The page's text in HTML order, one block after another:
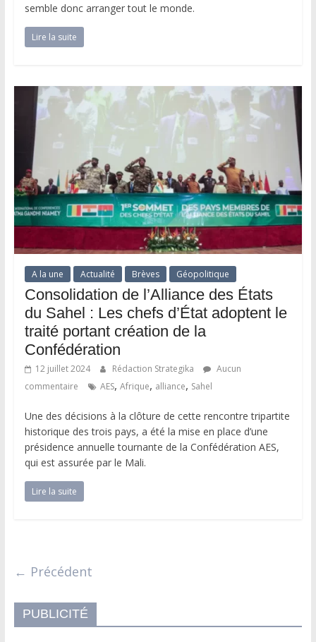
semble donc arranger tout le monde.
Lire la suite
A la une Actualité Brèves Géopolitique
Consolidation de l’Alliance des États
du Sahel : Les chefs d’État adoptent le
traité portant création de la
Confédération
12 juillet 2024 Rédaction Strategika
Aucun
commentaire
AES, Afrique, alliance, Sahel
Une des décisions à la clôture de cette rencontre tripartite
historique des trois pays, a été la mise en place d’une
présidence annuelle tournante de la Confédération AES,
qui est assurée par le Mali.
Lire la suite
← Précédent
PUBLICITÉ